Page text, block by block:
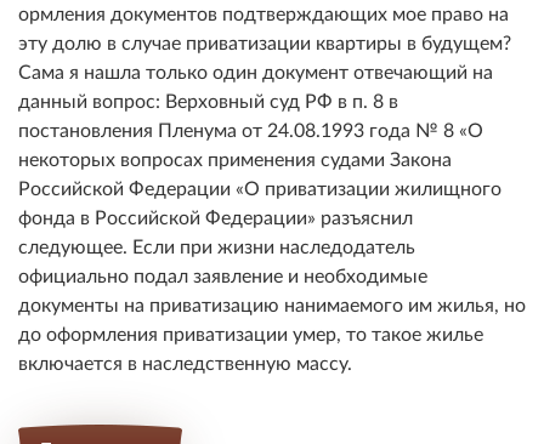
ормления документов подтверждающих мое право на
эту долю в случае приватизации квартиры в будущем?
Сама я нашла только один документ отвечающий на
данный вопрос: Верховный суд РФ в п. 8 в
постановления Пленума от 24.08.1993 года № 8 «О
некоторых вопросах применения судами Закона
Российской Федерации «О приватизации жилищного
фонда в Российской Федерации» разъяснил
следующее. Если при жизни наследодатель
официально подал заявление и необходимые
документы на приватизацию нанимаемого им жилья, но
до оформления приватизации умер, то такое жилье
включается в наследственную массу.